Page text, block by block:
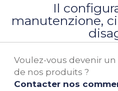
Il
manutenzione,
Voulez-vous devenir
de nos produits ?
Contacter nos